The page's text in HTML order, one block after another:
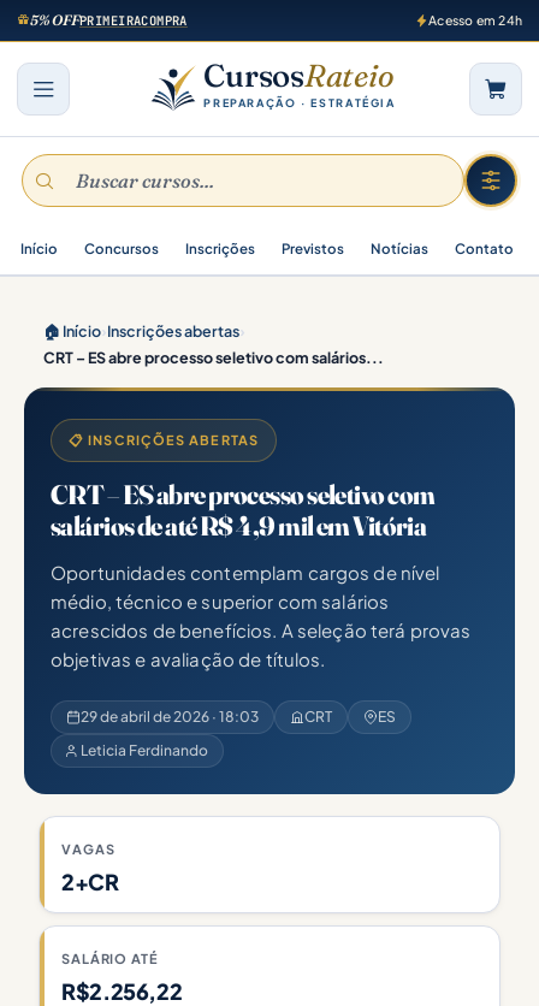
5% OFFPRIMEIRACOMPRA Acesso em 24h
CursosRateio
PREPARAÇÃO · ESTRATÉGIA
Início Concursos Inscrições Previstos Notícias Contato
🏠 Início›Inscrições abertas›
CRT – ES abre processo seletivo com salários...
📋 INSCRIÇÕES ABERTAS
CRT – ES abre processo seletivo com
salários de até R$ 4,9 mil em Vitória
Oportunidades contemplam cargos de nível
médio, técnico e superior com salários
acrescidos de benefícios. A seleção terá provas
objetivas e avaliação de títulos.
29 de abril de 2026 · 18:03 CRT
ES
Leticia Ferdinando
VAGAS
2+CR
SALÁRIO ATÉ
R$2.256,22